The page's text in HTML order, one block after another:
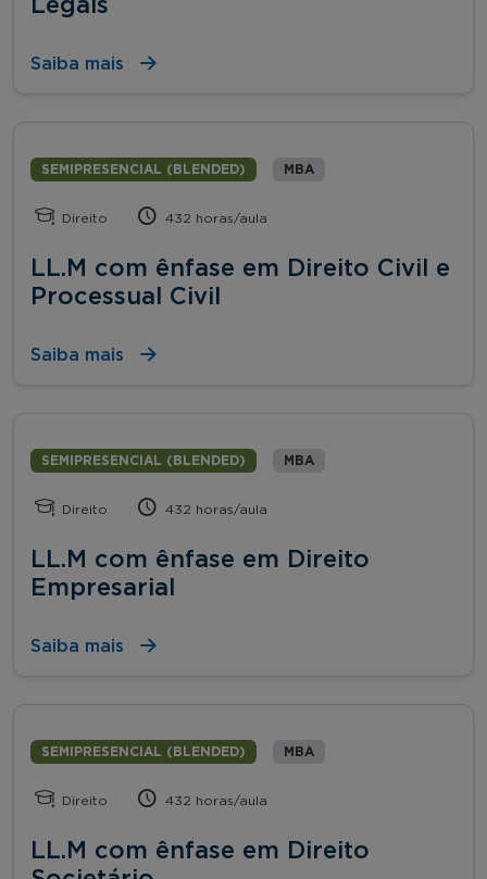
Legais
Saiba mais
SEMIPRESENCIAL (BLENDED) MBA
Direito 432 horas/aula
LL.M com ênfase em Direito Civil e
Processual Civil
Saiba mais
SEMIPRESENCIAL (BLENDED) MBA
Direito 432 horas/aula
LL.M com ênfase em Direito
Empresarial
Saiba mais
SEMIPRESENCIAL (BLENDED) MBA
Direito 432 horas/aula
LL.M com ênfase em Direito